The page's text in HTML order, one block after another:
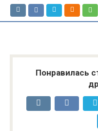
Понравилась